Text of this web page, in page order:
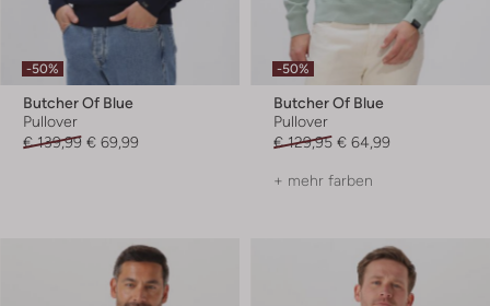
-50%
Butcher Of Blue
Pullover
€ 139,99 € 69,99
-50%
Butcher Of Blue
Pullover
€ 129,95 € 64,99
+ mehr farben